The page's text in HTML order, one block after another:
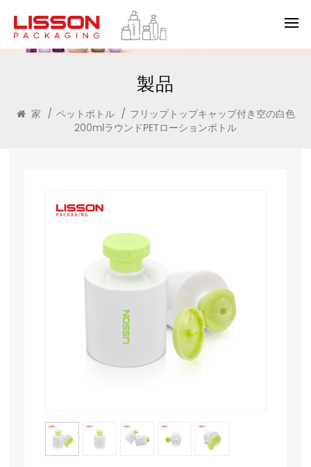
製品
家 / ペットボトル / フリップトップキャップ付き空の白色
200mlラウンドPETローションボトル